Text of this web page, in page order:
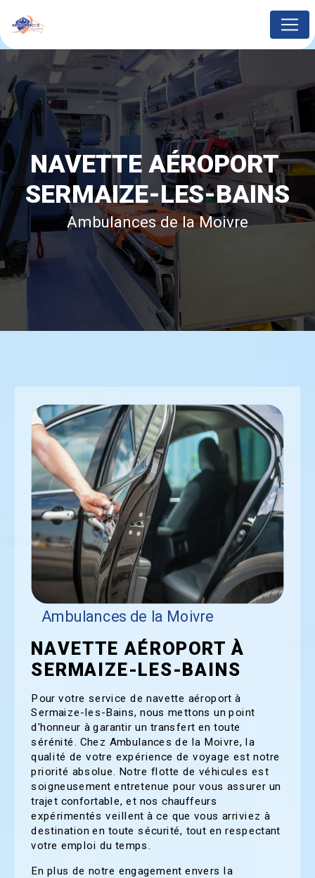
NAVETTE AÉROPORT
SERMAIZE-LES-BAINS
Ambulances de la Moivre
Ambulances de la Moivre
NAVETTE AÉROPORT À
SERMAIZE-LES-BAINS
Pour votre service de navette aéroport à
Sermaize-les-Bains, nous mettons un point
d'honneur à garantir un transfert en toute
sérénité. Chez Ambulances de la Moivre, la
qualité de votre expérience de voyage est notre
priorité absolue. Notre flotte de véhicules est
soigneusement entretenue pour vous assurer un
trajet confortable, et nos chauffeurs
expérimentés veillent à ce que vous arriviez à
destination en toute sécurité, tout en respectant
votre emploi du temps.
En plus de notre engagement envers la